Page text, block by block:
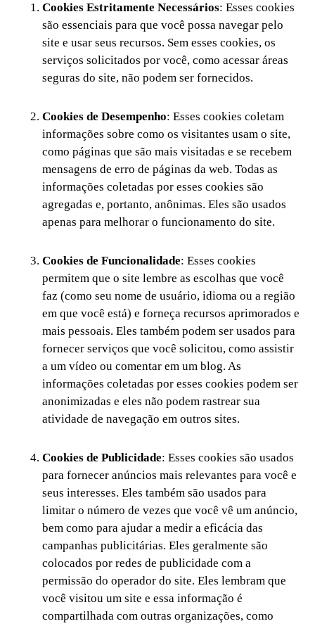
Cookies Estritamente Necessários: Esses cookies
são essenciais para que você possa navegar pelo
site e usar seus recursos. Sem esses cookies, os
serviços solicitados por você, como acessar áreas
seguras do site, não podem ser fornecidos.
Cookies de Desempenho: Esses cookies coletam
informações sobre como os visitantes usam o site,
como páginas que são mais visitadas e se recebem
mensagens de erro de páginas da web. Todas as
informações coletadas por esses cookies são
agregadas e, portanto, anônimas. Eles são usados
apenas para melhorar o funcionamento do site.
Cookies de Funcionalidade: Esses cookies
permitem que o site lembre as escolhas que você
faz (como seu nome de usuário, idioma ou a região
em que você está) e forneça recursos aprimorados e
mais pessoais. Eles também podem ser usados para
fornecer serviços que você solicitou, como assistir
a um vídeo ou comentar em um blog. As
informações coletadas por esses cookies podem ser
anonimizadas e eles não podem rastrear sua
atividade de navegação em outros sites.
Cookies de Publicidade: Esses cookies são usados
para fornecer anúncios mais relevantes para você e
seus interesses. Eles também são usados para
limitar o número de vezes que você vê um anúncio,
bem como para ajudar a medir a eficácia das
campanhas publicitárias. Eles geralmente são
colocados por redes de publicidade com a
permissão do operador do site. Eles lembram que
você visitou um site e essa informação é
compartilhada com outras organizações, como